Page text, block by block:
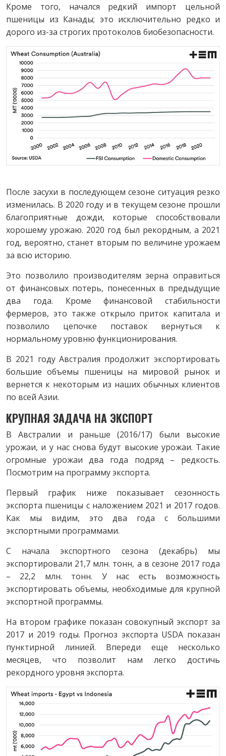
Кроме того, начался редкий импорт цельной
пшеницы из Канады; это исключительно редко и
дорого из-за строгих протоколов биобезопасности.
После засухи в последующем сезоне ситуация резко
изменилась. В 2020 году и в текущем сезоне прошли
благоприятные дожди, которые способствовали
хорошему урожаю. 2020 год был рекордным, а 2021
год, вероятно, станет вторым по величине урожаем
за всю историю.
Это позволило производителям зерна оправиться
от финансовых потерь, понесенных в предыдущие
два года. Кроме финансовой стабильности
фермеров, это также открыло приток капитала и
позволило цепочке поставок вернуться к
нормальному уровню функционирования.
В 2021 году Австралия продолжит экспортировать
большие объемы пшеницы на мировой рынок и
вернется к некоторым из наших обычных клиентов
по всей Азии.
КРУПНАЯ ЗАДАЧА НА ЭКСПОРТ
В Австралии и раньше (2016/17) были высокие
урожаи, и у нас снова будут высокие урожаи. Такие
огромные урожаи два года подряд – редкость.
Посмотрим на программу экспорта.
Первый график ниже показывает сезонность
экспорта пшеницы с наложением 2021 и 2017 годов.
Как мы видим, это два года с большими
экспортными программами.
С начала экспортного сезона (декабрь) мы
экспортировали 21,7 млн. тонн, а в сезоне 2017 года
– 22,2 млн. тонн. У нас есть возможность
экспортировать объемы, необходимые для крупной
экспортной программы.
На втором графике показан совокупный экспорт за
2017 и 2019 годы. Прогноз экспорта USDA показан
пунктирной линией. Впереди еще несколько
месяцев, что позволит нам легко достичь
рекордного уровня экспорта.